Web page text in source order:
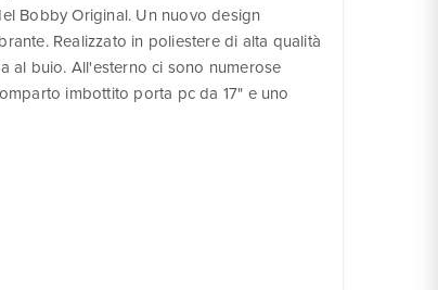
Bobby Original. Un nuovo design
Realizzato in poliestere di alta qualità
al buio. All'esterno ci sono numerose
imbottito porta pc da 17" e uno